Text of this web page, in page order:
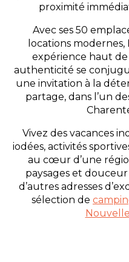
proximité
Avec ses 50
locations
expérience haut
authenticité se
une invitation à la
partage, dans l’un
Vivez des vacances
iodées, activités
au cœur d’une
paysages et
d’autres adresses
sélection de